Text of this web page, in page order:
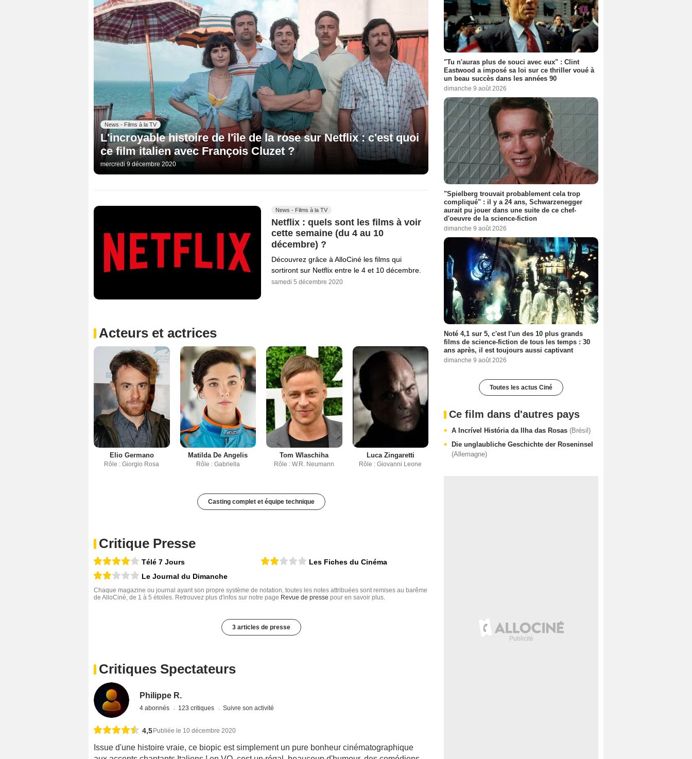
News - Films à la TV
L'incroyable histoire de l'île de la rose sur Netflix : c'est quoi
ce film italien avec François Cluzet ?
mercredi 9 décembre 2020
News - Films à la TV
Netflix : quels sont les films à voir
cette semaine (du 4 au 10
décembre) ?
Découvrez grâce à AlloCiné les films qui
sortiront sur Netflix entre le 4 et 10 décembre.
samedi 5 décembre 2020
Acteurs et actrices
Elio Germano
Rôle : Giorgio Rosa
Matilda De Angelis
Rôle : Gabriella
Tom Wlaschiha
Rôle : W.R. Neumann
Luca Zingaretti
Rôle : Giovanni Leone
Casting complet et équipe technique
Critique Presse
Télé 7 Jours
Le Journal du Dimanche
Les Fiches du Cinéma
Chaque magazine ou journal ayant son propre système de notation, toutes les notes attribuées sont remises au barême
de AlloCiné, de 1 à 5 étoiles. Retrouvez plus d'infos sur notre page Revue de presse pour en savoir plus.
3 articles de presse
Critiques Spectateurs
Philippe R.
4 abonnés 123 critiques Suivre son activité
4,5 Publiée le 10 décembre 2020
Issue d'une histoire vraie, ce biopic est simplement un pure bonheur cinématographique
"Tu n'auras plus de souci avec eux" : Clint
Eastwood a imposé sa loi sur ce thriller voué à
un beau succès dans les années 90
dimanche 9 août 2026
"Spielberg trouvait probablement cela trop
compliqué" : il y a 24 ans, Schwarzenegger
aurait pu jouer dans une suite de ce chef-
d'oeuvre de la science-fiction
dimanche 9 août 2026
Noté 4,1 sur 5, c'est l'un des 10 plus grands
films de science-fiction de tous les temps : 30
ans après, il est toujours aussi captivant
dimanche 9 août 2026
Toutes les actus Ciné
Ce film dans d'autres pays
A Incrível História da Ilha das Rosas (Brésil)
Die unglaubliche Geschichte der Roseninsel
(Allemagne)